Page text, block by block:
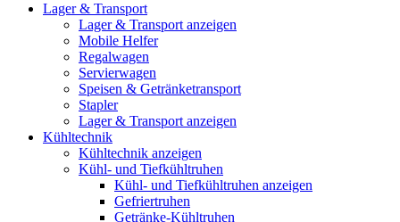
Lager & Transport
Lager & Transport anzeigen
Mobile Helfer
Regalwagen
Servierwagen
Speisen & Getränketransport
Stapler
Lager & Transport anzeigen
Kühltechnik
Kühltechnik anzeigen
Kühl- und Tiefkühltruhen
Kühl- und Tiefkühltruhen anzeigen
Gefriertruhen
Getränke-Kühltruhen